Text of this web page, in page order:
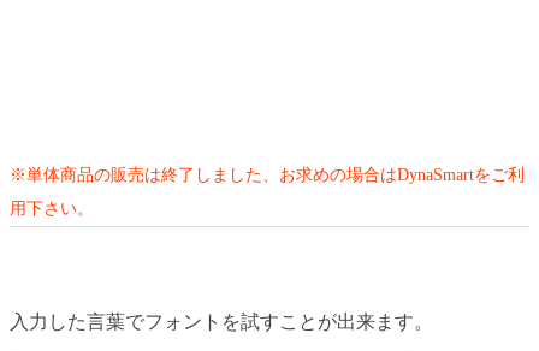
※単体商品の販売は終了しました、お求めの場合はDynaSmartをご利
用下さい。
入力した言葉でフォントを試すことが出来ます。